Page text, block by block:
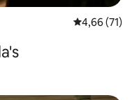
Gemiddelde
4,66 (71)